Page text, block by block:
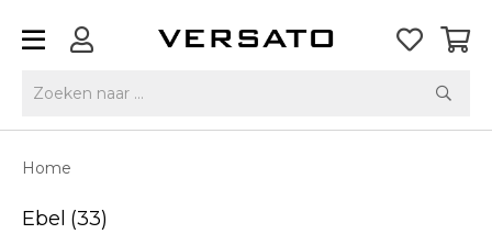
Home
Ebel (33)